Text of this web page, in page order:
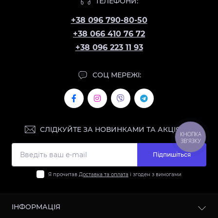
+38 096 790-80-50
+38 066 410 76 72
+38 096 223 11 93
СОЦ МЕРЕЖІ:
СЛІДКУЙТЕ ЗА НОВИНКАМИ ТА АКЦІЯМИ:
Підпишіться
Я прочитав Доставка та оплата і згоден з вимогами
ІНФОРМАЦІЯ
КНОПКА
ЗВ'ЯЗКУ